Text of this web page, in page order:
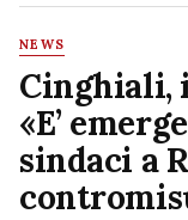
NEWS
Cinghiali,
«E’
sindaci a